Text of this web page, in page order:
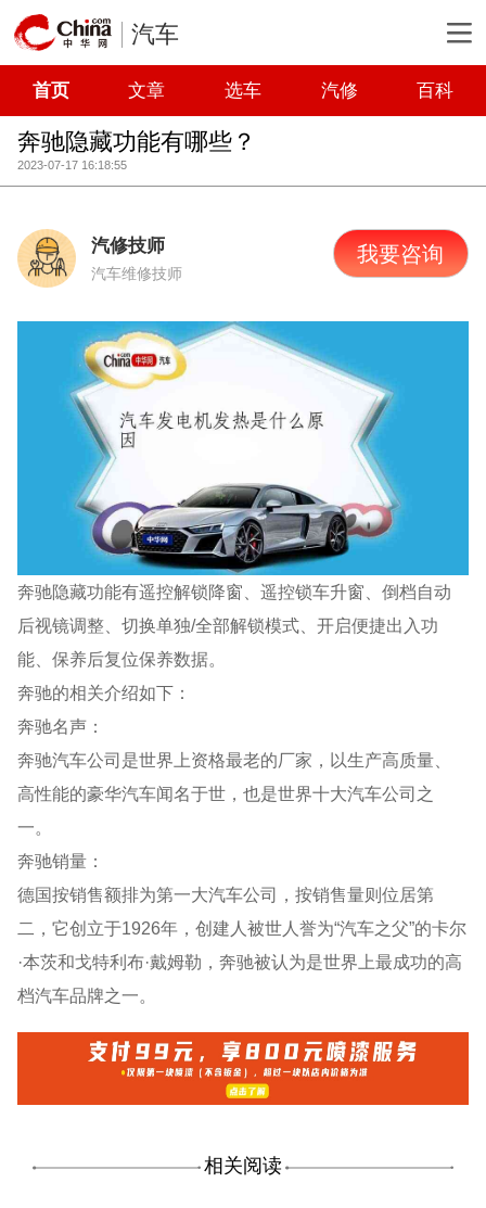
汽车
首页 文章 选车 汽修 百科
奔驰隐藏功能有哪些？
2023-07-17 16:18:55
汽修技师
汽车维修技师
我要咨询
奔驰隐藏功能有遥控解锁降窗、遥控锁车升窗、倒档自动
后视镜调整、切换单独/全部解锁模式、开启便捷出入功
能、保养后复位保养数据。
奔驰的相关介绍如下：
奔驰名声：
奔驰汽车公司是世界上资格最老的厂家，以生产高质量、
高性能的豪华汽车闻名于世，也是世界十大汽车公司之
一。
奔驰销量：
德国按销售额排为第一大汽车公司，按销售量则位居第
二，它创立于1926年，创建人被世人誉为“汽车之父”的卡尔
·本茨和戈特利布·戴姆勒，奔驰被认为是世界上最成功的高
档汽车品牌之一。
相关阅读